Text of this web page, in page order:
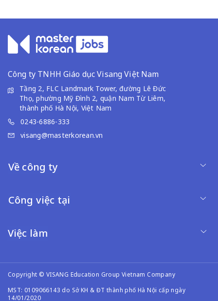
Công ty TNHH Giáo dục Visang Việt Nam
Tầng 2, FLC Landmark Tower, đường Lê Đức
Thọ, phường Mỹ Đình 2, quận Nam Từ Liêm,
thành phố Hà Nội, Việt Nam
0243-6886-333
visang@masterkorean.vn
Về công ty
Công việc tại
Việc làm
Copyright © VISANG Education Group Vietnam Company
MST: 0109066143 do Sở KH & ĐT thành phố Hà Nội cấp ngày
14/01/2020